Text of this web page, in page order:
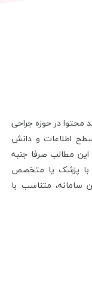
محتوا در حوزه جراحی
اطلاعات و دانش
مطالب صرفا جنبه
با پزشک یا متخصص
سامانه، متناسب با